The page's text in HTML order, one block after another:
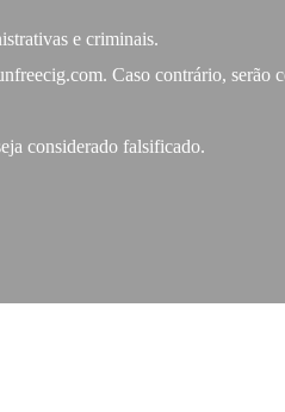
e criminais.
Caso contrário, serão
considerado falsificado.